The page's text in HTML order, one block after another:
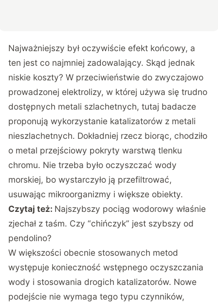
Najważniejszy był oczywiście efekt końcowy, a
ten jest co najmniej zadowalający. Skąd jednak
niskie koszty? W przeciwieństwie do zwyczajowo
prowadzonej elektrolizy, w której używa się trudno
dostępnych metali szlachetnych, tutaj badacze
proponują wykorzystanie katalizatorów z metali
nieszlachetnych. Dokładniej rzecz biorąc, chodziło
o metal przejściowy pokryty warstwą tlenku
chromu. Nie trzeba było oczyszczać wody
morskiej, bo wystarczyło ją przefiltrować,
usuwając mikroorganizmy i większe obiekty.
Czytaj też: Najszybszy pociąg wodorowy właśnie
zjechał z taśm. Czy “chińczyk” jest szybszy od
pendolino?
W większości obecnie stosowanych metod
występuje konieczność wstępnego oczyszczania
wody i stosowania drogich katalizatorów. Nowe
podejście nie wymaga tego typu czynników,